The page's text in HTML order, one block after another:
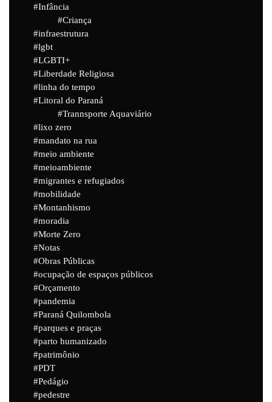
Infância
Criança
infraestrutura
lgbt
LGBTI+
Liberdade Religiosa
linha do tempo
Litoral do Paraná
Trannsporte Aquaviário
lixo zero
mandato na rua
meio ambiente
meioambiente
migrantes e refugiados
mobilidade
Montanhismo
moradia
Morte Zero
Notas
Obras Públicas
ocupação de espaços públicos
Orçamento
pandemia
Paraná Quilombola
parques e praças
parto humanizado
patrimônio
PDT
Pedágio
pedestre